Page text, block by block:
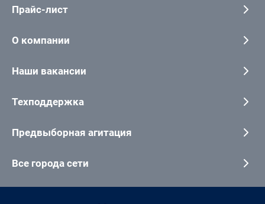
Прайс-лист
О компании
Наши вакансии
Техподдержка
Предвыборная агитация
Все города сети